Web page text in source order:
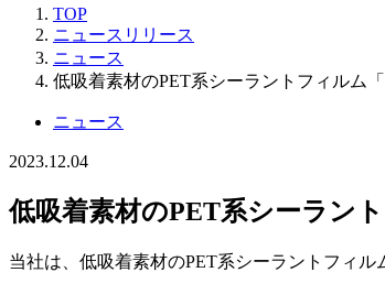
TOP
ニュースリリース
ニュース
低吸着素材のPET系シーラントフィルム
ニュース
2023.12.04
低吸着素材のPET系シーラン
当社は、低吸着素材のPET系シーラントフィ